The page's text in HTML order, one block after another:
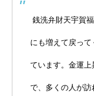
銭洗弁財天宇賀
にも増えて戻っ
ています。金運上
で、多くの人が